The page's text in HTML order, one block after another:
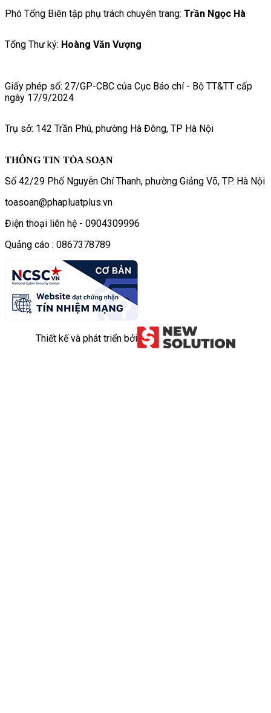
Phó Tổng Biên tập phụ trách chuyên trang: Trần Ngọc Hà
Tổng Thư ký: Hoàng Văn Vượng
Giấy phép số: 27/GP-CBC của Cục Báo chí - Bộ TT&TT cấp
ngày 17/9/2024
Trụ sở: 142 Trần Phú, phường Hà Đông, TP Hà Nội
THÔNG TIN TÒA SOẠN
Số 42/29 Phố Nguyễn Chí Thanh, phường Giảng Võ, TP. Hà Nội
toasoan@phapluatplus.vn
Điện thoại liên hệ - 0904309996
Quảng cáo : 0867378789
Thiết kế và phát triển bởi